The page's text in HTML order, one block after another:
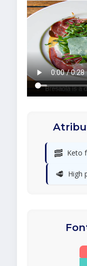
🥓 Keto
🥩 High